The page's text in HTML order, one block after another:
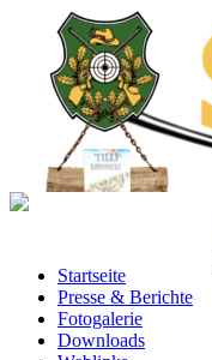
Startseite
Presse & Berichte
Fotogalerie
Downloads